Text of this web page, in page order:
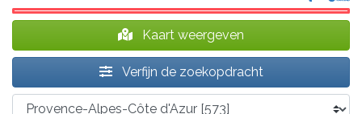
Kaart weergeven
Verfijn de zoekopdracht